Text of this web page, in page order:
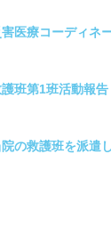
医療コーディネ
班第1班活動報告
の救護班を派遣